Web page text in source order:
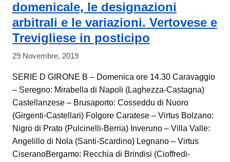
domenicale, le designazioni
arbitrali e le variazioni. Vertovese e
Trevigliese in posticipo
29 Novembre, 2019
SERIE D GIRONE B – Domenica ore 14.30 Caravaggio
– Seregno: Mirabella di Napoli (Laghezza-Castagna)
Castellanzese – Brusaporto: Cosseddu di Nuoro
(Girgenti-Castellari) Folgore Caratese – Virtus Bolzano:
Nigro di Prato (Pulcinelli-Berria) Inveruno – Villa Valle:
Angelillo di Nola (Santi-Scardino) Legnano – Virtus
CiseranoBergamo: Recchia di Brindisi (Cioffredi-